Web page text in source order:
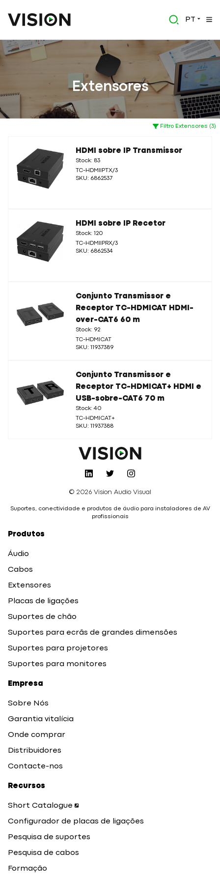
PT
Extensores
Filtro Extensores (3)
HDMI sobre IP Transmissor
Stock: 83
TC-HDMIIPTX/3
SKU: 6862537
HDMI sobre IP Recetor
Stock: 120
TC-HDMIIPRX/3
SKU: 6862534
Conjunto Transmissor e
Receptor TC-HDMICAT HDMI-
over-CAT6 60 m
Stock: 92
TC-HDMICAT
SKU: 11937389
Conjunto Transmissor e
Receptor TC-HDMICAT+ HDMI e
USB-sobre-CAT6 70 m
Stock: 40
TC-HDMICAT+
SKU: 11937388
© 2026 Vision Audio Visual
Suportes, conectividade e produtos de áudio para instaladores de AV
profissionais
Produtos
Áudio
Cabos
Extensores
Placas de ligações
Suportes de chão
Suportes para ecrãs de grandes dimensões
Suportes para projetores
Suportes para monitores
Empresa
Sobre Nós
Garantia vitalícia
Onde comprar
Distribuidores
Contacte-nos
Recursos
Short Catalogue
Configurador de placas de ligações
Pesquisa de suportes
Pesquisa de cabos
Formação